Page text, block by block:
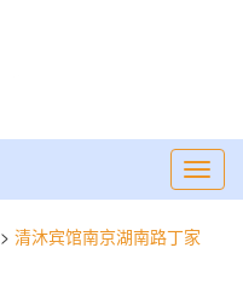
> 清沐宾馆南京湖南路丁家